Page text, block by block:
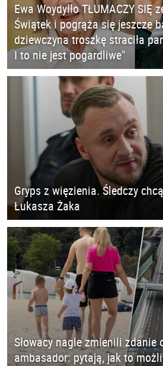
Ewa Woydyłło TŁUMACZY SIĘ
Świątek i pogrąża się jeszcze
dziewczyna troszkę straciła
I to nie jest pogardliwe"
Gryps z więzienia. Śledczy
Łukasza Żaka
Słowacy nagle zmienili zdanie
ambasador: pytają, jak to